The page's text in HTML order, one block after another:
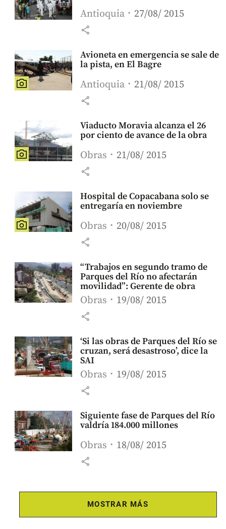
Antioquia 27/08/ 2015
share
Avioneta en emergencia se sale de
la pista, en El Bagre
Antioquia 21/08/ 2015
share
Viaducto Moravia alcanza el 26
por ciento de avance de la obra
Obras 21/08/ 2015
share
Hospital de Copacabana solo se
entregaría en noviembre
Obras 20/08/ 2015
share
“Trabajos en segundo tramo de
Parques del Río no afectarán
movilidad”: Gerente de obra
Obras 19/08/ 2015
share
‘Si las obras de Parques del Río se
cruzan, será desastroso’, dice la
SAI
Obras 19/08/ 2015
share
Siguiente fase de Parques del Río
valdría 184.000 millones
Obras 18/08/ 2015
share
MOSTRAR MÁS